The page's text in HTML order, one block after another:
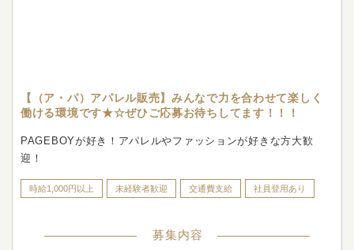
【（ア・パ）アパレル販売】みんなで力を合わせて楽しく
働ける環境です★☆ぜひご応募お待ちしてます！！！
PAGEBOYが好き！アパレルやファッションが好きな方大歓
迎！
時給1,000円以上 未経験者歓迎 交通費支給 社員登用あり
募集内容